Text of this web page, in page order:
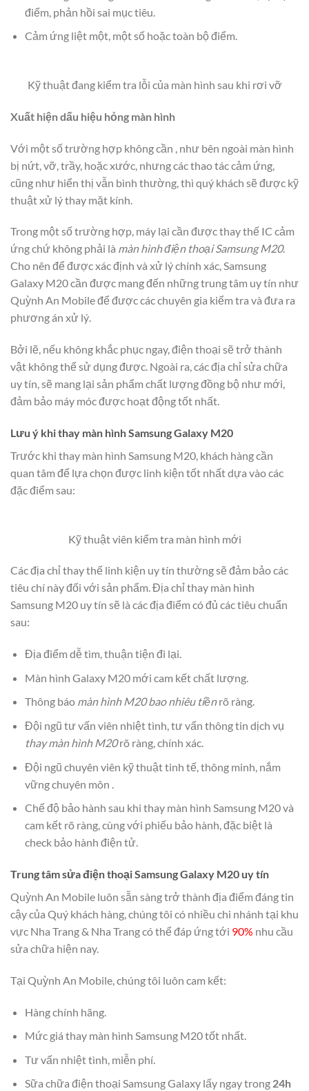
điểm, phản hồi sai mục tiêu.
Cảm ứng liệt một, một số hoặc toàn bộ điểm.
Kỹ thuật đang kiểm tra lỗi của màn hình sau khi rơi vỡ
Xuất hiện dấu hiệu hỏng màn hình
Với một số trường hợp không cần , như bên ngoài màn hình
bị nứt, vỡ, trầy, hoặc xước, nhưng các thao tác cảm ứng,
cũng như hiển thị vẫn bình thường, thì quý khách sẽ được kỹ
thuật xử lý thay mặt kính.
Trong một số trường hợp, máy lại cần được thay thế IC cảm
ứng chứ không phải là màn hình điện thoại Samsung M20.
Cho nên để được xác định và xử lý chính xác, Samsung
Galaxy M20 cần được mang đến những trung tâm uy tín như
Quỳnh An Mobile để được các chuyên gia kiểm tra và đưa ra
phương án xử lý.
Bởi lẽ, nếu không khắc phục ngay, điện thoại sẽ trở thành
vật không thể sử dụng được. Ngoài ra, các địa chỉ sửa chữa
uy tín, sẽ mang lại sản phẩm chất lượng đồng bộ như mới,
đảm bảo máy móc được hoạt động tốt nhất.
Lưu ý khi thay màn hình Samsung Galaxy M20
Trước khi thay màn hình Samsung M20, khách hàng cần
quan tâm để lựa chọn được linh kiện tốt nhất dựa vào các
đặc điểm sau:
Kỹ thuật viên kiểm tra màn hình mới
Các địa chỉ thay thế linh kiện uy tín thường sẽ đảm bảo các
tiêu chí này đối với sản phẩm. Địa chỉ thay màn hình
Samsung M20 uy tín sẽ là các địa điểm có đủ các tiêu chuẩn
sau:
Địa điểm dễ tìm, thuận tiện đi lại.
Màn hình Galaxy M20 mới cam kết chất lượng.
Thông báo màn hình M20 bao nhiêu tiềnrõ ràng.
Đội ngũ tư vấn viên nhiệt tình, tư vấn thông tin dịch vụ
thay màn hình M20rõ ràng, chính xác.
Đội ngũ chuyên viên kỹ thuật tinh tế, thông minh, nắm
vững chuyên môn .
Chế độ bảo hành sau khi thay màn hình Samsung M20 và
cam kết rõ ràng, cùng với phiếu bảo hành, đặc biệt là
check bảo hành điện tử.
Trung tâm sửa điện thoại Samsung Galaxy M20 uy tín
Quỳnh An Mobile luôn sẵn sàng trở thành địa điểm đáng tin
cậy của Quý khách hàng, chúng tôi có nhiều chi nhánh tại khu
vực Nha Trang & Nha Trang có thể đáp ứng tới 90% nhu cầu
sửa chữa hiện nay.
Tại Quỳnh An Mobile, chúng tôi luôn cam kết:
Hàng chính hãng.
Mức giá thay màn hình Samsung M20 tốt nhất.
Tư vấn nhiệt tình, miễn phí.
Sữa chữa điện thoại Samsung Galaxy lấy ngay trong 24h